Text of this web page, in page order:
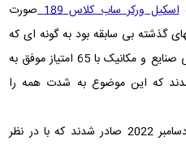
اسکیل ورکر ساب کلاس 189
صورت
گذشته بی سابقه بود به گونه ای که
بسیاری از مشاغل پروراتا مثل مهندسی صنایع و مکانیک با 65 امتیاز موفق به
دعوتنامه ویزا مستقل189 شدند که این موضوع به شدت همه را
35000 دعوتنامه 189 فقط در راند دسامبر 2022 صادر شدند که با در نظر